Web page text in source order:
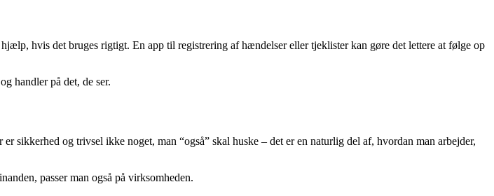
hvis det bruges rigtigt. En app til registrering af hændelser eller tjeklister kan gøre det lettere at følge op
handler på det, de ser.
og trivsel ikke noget, man “også” skal huske – det er en naturlig del af, hvordan man arbejder,
passer man også på virksomheden.